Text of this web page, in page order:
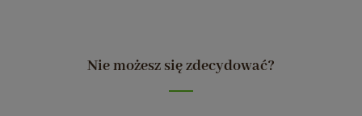
Nie możesz się zdecydować?